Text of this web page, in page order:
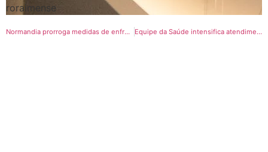
roraimense
Normandia prorroga medidas de enfrentamento à covid-19 Equipe da Saúde intensifica atendimento médico a população de Normandia